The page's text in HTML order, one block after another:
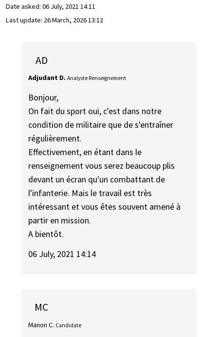
Date asked: 06 July, 2021 14:11
Last update: 26 March, 2026 13:12
AD
Adjudant D. Analyste Renseignement
Bonjour,
On fait du sport oui, c'est dans notre
condition de militaire que de s'entraîner
régulièrement.
Effectivement, en étant dans le
renseignement vous serez beaucoup plis
devant un écran qu'un combattant de
l'infanterie. Mais le travail est très
intéressant et vous êtes souvent amené à
partir en mission.
A bientôt.
06 July, 2021 14:14
MC
Manon C. Candidate